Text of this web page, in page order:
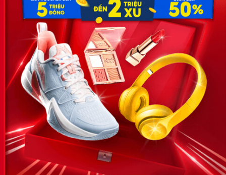
SĐT: 0981 448 766
Email:
hotro@timviec.com.vn
VỀ CHÚNG TÔI
News.timviec.com.vn là website cung cấp thông tin liên quan đến
nhân sự, nghề nghiệp do Timviec.com.vn vận hành nhằm giúp
doanh nghiệp, nhân sự tuyển dụng, người đi làm, người tìm việc
cập nhật thông tin và đáp ứng được mong muốn của mình.
KẾT NỐI
Giấy phép hoạt động dịch vụ
việc làm số 54/2019/SLĐTBXH-
GP do Sở lao động thương
binh và xã hội cấp ngày 30
tháng 12 năm 2019.